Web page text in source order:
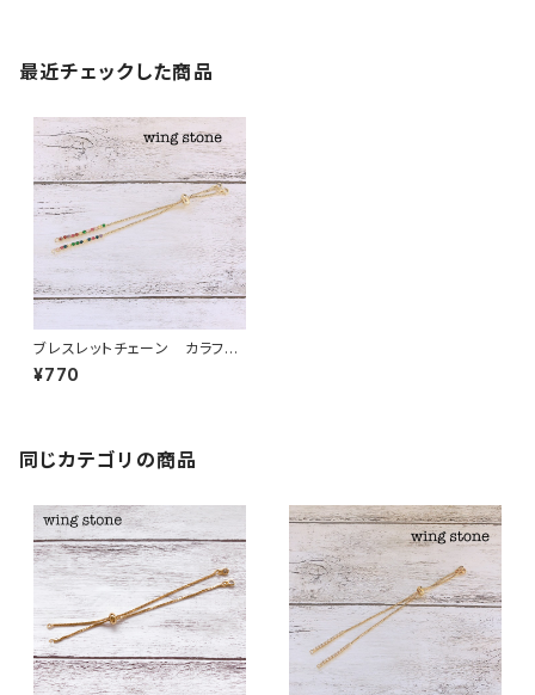
最近チェックした商品
ブレスレットチェーン カラフル
ストーン付き ゴールド
¥770
同じカテゴリの商品